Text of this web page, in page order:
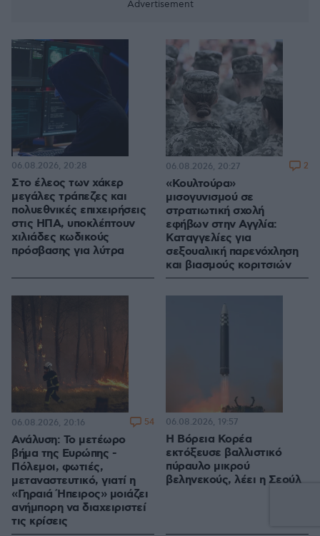
Στο έλεος των χάκερ
μεγάλες τράπεζες και
πολυεθνικές επιχειρήσεις
στις ΗΠΑ, υποκλέπτουν
χιλιάδες κωδικούς
πρόσβασης για λύτρα
06.08.2026, 20:28
«Κουλτούρα»
μισογυνισμού σε
στρατιωτική σχολή
εφήβων στην Αγγλία:
Καταγγελίες για
σεξουαλική παρενόχληση
και βιασμούς κοριτσιών
06.08.2026, 20:27 2
Ανάλυση: Το μετέωρο
βήμα της Ευρώπης -
Πόλεμοι, φωτιές,
μεταναστευτικό, γιατί η
«Γηραιά Ήπειρος» μοιάζει
ανήμπορη να διαχειριστεί
τις κρίσεις
06.08.2026, 20:16 54
Η Βόρεια Κορέα
εκτόξευσε βαλλιστικό
πύραυλο μικρού
βεληνεκούς, λέει η Σεούλ
06.08.2026, 19:57